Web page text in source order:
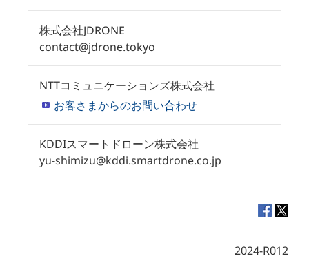
株式会社JDRONE
contact@jdrone.tokyo
NTTコミュニケーションズ株式会社
お客さまからのお問い合わせ
KDDIスマートドローン株式会社
yu-shimizu@kddi.smartdrone.co.jp
2024-R012